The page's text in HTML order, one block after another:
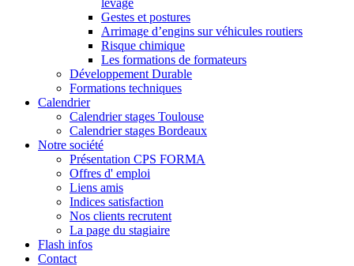
levage
Gestes et postures
Arrimage d’engins sur véhicules routiers
Risque chimique
Les formations de formateurs
Développement Durable
Formations techniques
Calendrier
Calendrier stages Toulouse
Calendrier stages Bordeaux
Notre société
Présentation CPS FORMA
Offres d' emploi
Liens amis
Indices satisfaction
Nos clients recrutent
La page du stagiaire
Flash infos
Contact